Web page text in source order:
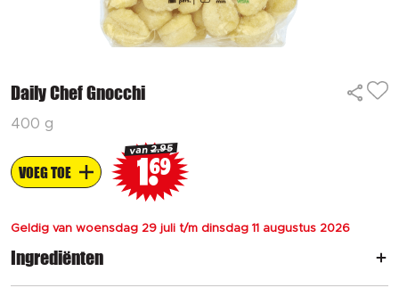
Daily Chef Gnocchi
400 g
VOEG TOE
van2.95
1 69
Geldig van woensdag 29 juli t/m dinsdag 11 augustus 2026
Ingrediënten